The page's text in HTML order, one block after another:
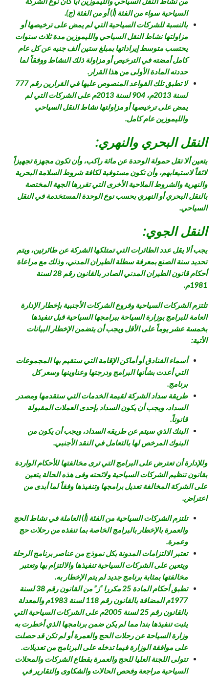
السياحية سواء من الفئة (أ) أو من الفئة (ج).
بالنسبة للشركات السياحية التي لم يمض على ترخيصها أو
مزاولتها نشاط النقل السياحي والليموزين مدة ثلاث سنوات
يحتسب متوسط إيراداتها بمبلغ ستين ألف جنيه عن كل عام
كامل أمضته في الترخيص أو مزاولة ذلك النشاط ووفقاً لما
حددته المادة الأولى من هذا القرار.
لا تطبق تلك القواعد المنصوص عليها في القرارين رقم 777
لسنة 2013م، 904 لسنة 2013م على الشركات التي لم
يمض على ترخيصها أو مزاولتها نشاط النقل السياحي
والليموزين عام كامل.
النقل البحري والنهري:
يتعين ألا تقل حمولة الوحدة عن مائة راكب، وأن تكون مجهزة تجهيزاً
لائقاً لاستيعابهم، وأن تكون مستوفية لكافة شروط السلامة البحرية
والنهرية والشروط الملاحية الأخرى التي تقررها الجهة المختصة
بالنقل البحري أو النهري بحسب نوع الوحدة المستخدمة في النقل
السياحي.
النقل الجوي:
يجب ألا يقل عدد الطائرات التي تمتلكها الشركة عن طائرتين، ويتم
تحديد سنة الصنع بمعرفة سطلة الطيران المدني، وذلك مع مراعاة
أحكام قانون الطيران المدني الصادر بالقانون رقم 28 لسنة
1981م.
تلتزم الشركات السياحية وفروع الشركات الأجنبية بإخطار الإدارة
العامة للبرامج بوزارة السياحة ببرامجها السياحية قبل تنفيذها
بخمسة عشر يوماً على الأقل ويجب أن يتضمن الإخطار البيانات
الأتية:
أسماء الفنادق أو أماكن الإقامة التي ستقيم بها المجموعات
التي أعدت بشأنها البرامج ودرجتها وعناوينها وسعر كل
برنامج.
طريقة سداد الشركة لقيمة الخدمات التي ستقدمها ومصدر
السداد، ويجب أن يكون السداد بإحدى العملات المقبولة
قانوناً.
البنك الذي سيتم عن طريقه السداد، ويجب أن يكون من
البنوك المرخص لها بالتعامل في النقد الأجنبي.
وللإدارة أن تعترض على البرامج التي ترى مخالفتها للأحكام الواردة
بقانون تنظيم الشركات السياحية ولائحته وفى هذه الحالة يتعين
على الشركة المخالفة تعديل برامجها وتنفيذها وفقاً لما أبدى من
اعتراض.
تلتزم الشركات السياحية من الفئة (أ) العاملة في نشاط الحج
والعمرة بالإخطار بالبرامج الخاصة بما تنفذه من رحلات حج
وعمرة.
تعتبر الالتزامات المدونة بكل نموذج من عناصر برنامج الرحلة
ويتعين على الشركات السياحية تنفيذها والالتزام بها وتعتبر
مخالفتها بمثابة برنامج جديد لم يتم الإخطار به.
تطبق أحكام المادة 25 مكررا “ز” من القانون رقم 38 لسنة
1977م المضافة بالقانون رقم 118 لسنة 1983م والمعدلة
بالقانون رقم 25 لسنة 2005م على الشركات السياحية التي
يثبت تنفيذها بندا مما لم يكن ضمن برنامجها الذي أخطرت به
وزارة السياحة عن رحلات الحج والعمرة أو لم تكن قد حصلت
على موافقة الوزارة فيما تدخله على البرنامج من تعديلات.
تتولى اللجنة العليا للحج والعمرة بقطاع الشركات والمحلات
السياحية مراجعة وفحص الحالات والشكاوى والتقارير في